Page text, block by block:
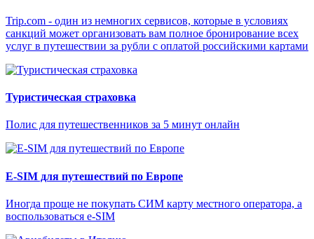
Trip.com - один из немногих сервисов, которые в условиях
санкций может организовать вам полное бронирование всех
услуг в путешествии за рубли с оплатой российскими картами
Туристическая страховка
Полис для путешественников за 5 минут онлайн
E-SIM для путешествий по Европе
Иногда проще не покупать СИМ карту местного оператора, а
воспользоваться e-SIM